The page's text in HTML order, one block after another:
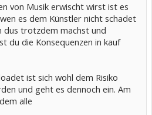
von Musik erwischt wirst ist es
es dem Künstler nicht schadet
dus trotzdem machst und
du die Konsequenzen in kauf
ist sich wohl dem Risiko
und geht es dennoch ein. Am
alle